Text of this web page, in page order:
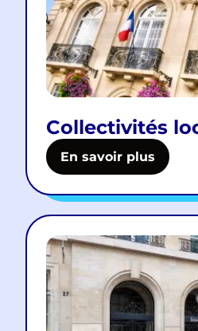
Collectivités
En savoir plus